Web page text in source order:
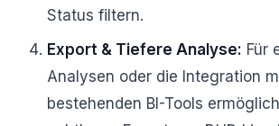
Status filtern.
Export & Tiefere Analyse: Für
Analysen oder die Integration
bestehenden BI-Tools